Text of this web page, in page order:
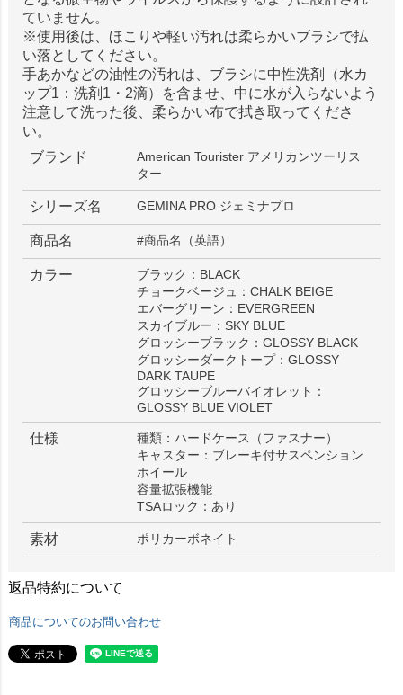
ていません。
※使用後は、ほこりや軽い汚れは柔らかいブラシで払
い落としてください。
手あかなどの油性の汚れは、ブラシに中性洗剤（水カ
ップ1：洗剤1・2滴）を含ませ、中に水が入らないよう
注意して洗った後、柔らかい布で拭き取ってくださ
い。
ブランド
American Tourister アメリカンツーリス
ター
シリーズ名 GEMINA PRO ジェミナプロ
商品名 #商品名（英語）
カラー
ブラック：BLACK
チョークベージュ：CHALK BEIGE
エバーグリーン：EVERGREEN
スカイブルー：SKY BLUE
グロッシーブラック：GLOSSY BLACK
グロッシーダークトープ：GLOSSY
DARK TAUPE
グロッシーブルーバイオレット：
GLOSSY BLUE VIOLET
仕様
種類：ハードケース（ファスナー）
キャスター：ブレーキ付サスペンション
ホイール
容量拡張機能
TSAロック：あり
素材 ポリカーボネイト
返品特約について
商品についてのお問い合わせ